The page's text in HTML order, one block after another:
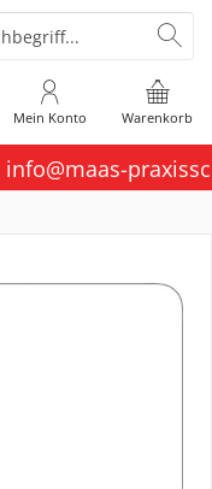
info@maas-
Warenkorb
Mein Konto